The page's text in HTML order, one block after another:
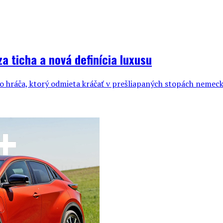
ticha a nová definícia luxusu
ktorý odmieta kráčať v prešliapaných stopách